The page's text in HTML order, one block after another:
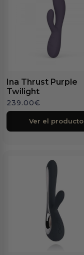
Ina Thrust Purple
Twilight
239.00€
Ver el producto